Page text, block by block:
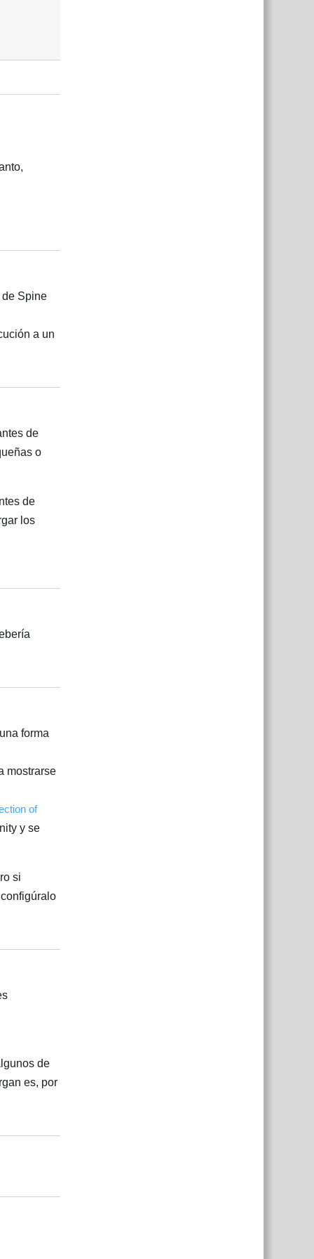
de Spine
a un
de
o
de
los
forma
mostrarse
of
y se
si
configúralo
de
es, por